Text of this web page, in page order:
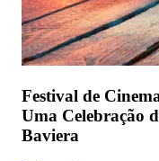
Festival de
Uma Celebração
Baviera